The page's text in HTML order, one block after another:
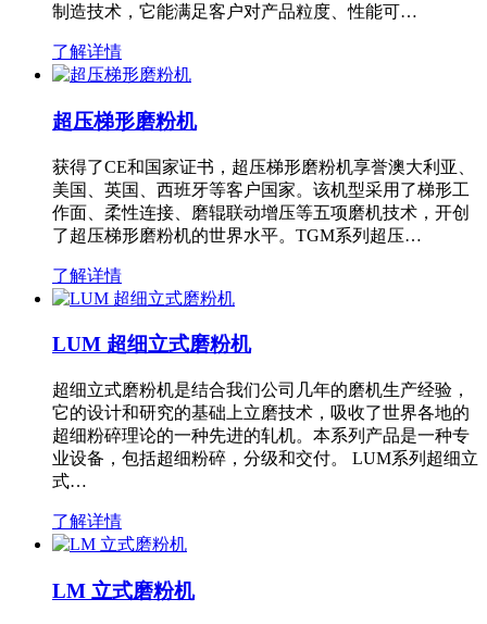
制造技术，它能满足客户对产品粒度、性能可…
了解详情
超压梯形磨粉机
获得了CE和国家证书，超压梯形磨粉机享誉澳大利亚、
美国、英国、西班牙等客户国家。该机型采用了梯形工
作面、柔性连接、磨辊联动增压等五项磨机技术，开创
了超压梯形磨粉机的世界水平。TGM系列超压…
了解详情
LUM 超细立式磨粉机
超细立式磨粉机是结合我们公司几年的磨机生产经验，
它的设计和研究的基础上立磨技术，吸收了世界各地的
超细粉碎理论的一种先进的轧机。本系列产品是一种专
业设备，包括超细粉碎，分级和交付。 LUM系列超细立
式…
了解详情
LM 立式磨粉机